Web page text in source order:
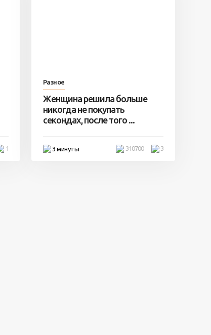
1
Разное
Женщина решила больше
никогда не покупать
секондах, после того ...
3 минуты 3
310700